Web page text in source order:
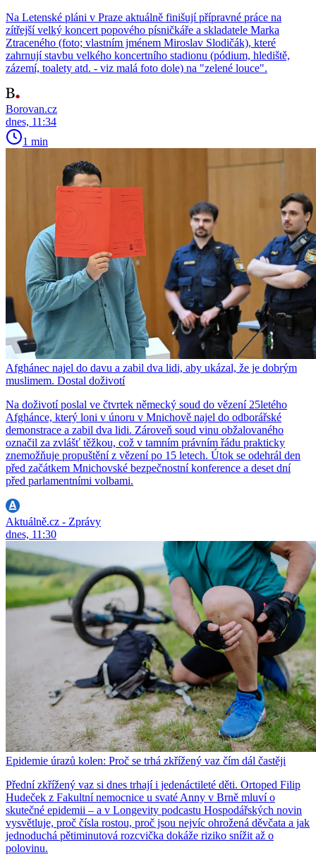
Na Letenské pláni v Praze aktuálně finišují přípravné práce na
zítřejší velký koncert popového písničkáře a skladatele Marka
Ztraceného (foto; vlastním jménem Miroslav Slodičák), které
zahrnují stavbu velkého koncertního stadionu (pódium, hlediště,
zázemí, toalety atd. - viz malá foto dole) na "zelené louce".
Borovan.cz
dnes, 11:34
1 min
Afghánec najel do davu a zabil dva lidi, aby ukázal, že je dobrým
muslimem. Dostal doživotí
Na doživotí poslal ve čtvrtek německý soud do vězení 25letého
Afghánce, který loni v únoru v Mnichově najel do odborářské
demonstrace a zabil dva lidi. Zároveň soud vinu obžalovaného
označil za zvlášť těžkou, což v tamním právním řádu prakticky
znemožňuje propuštění z vězení po 15 letech. Útok se odehrál den
před začátkem Mnichovské bezpečnostní konference a deset dní
před parlamentními volbami.
Aktuálně.cz - Zprávy
dnes, 11:30
Epidemie úrazů kolen: Proč se trhá zkřížený vaz čím dál častěji
Přední zkřížený vaz si dnes trhají i jedenáctileté děti. Ortoped Filip
Hudeček z Fakultní nemocnice u svaté Anny v Brně mluví o
skutečné epidemii – a v Longevity podcastu Hospodářských novin
vysvětluje, proč čísla rostou, proč jsou nejvíc ohrožená děvčata a jak
jednoduchá pětiminutová rozcvička dokáže riziko snížit až o
polovinu.